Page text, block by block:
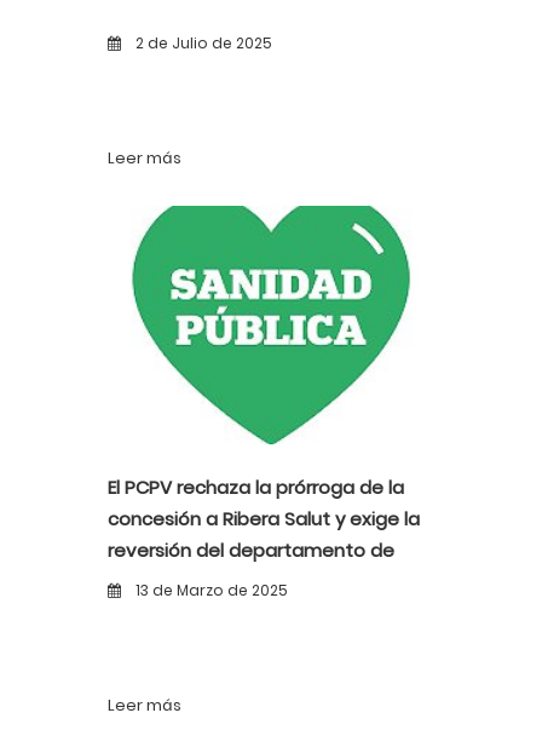
2 de Julio de 2025
Leer más
El PCPV rechaza la prórroga de la
concesión a Ribera Salut y exige la
reversión del departamento de
salud del Vinalopó al sistema
13 de Marzo de 2025
Leer más